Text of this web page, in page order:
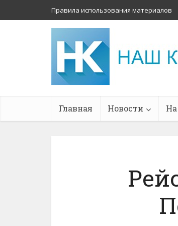
Правила использования материалов
Главная Новости